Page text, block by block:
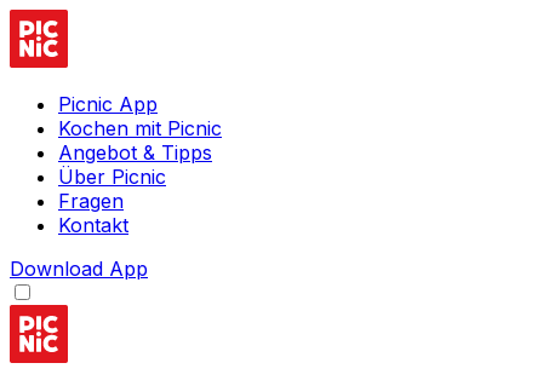
Picnic App
Kochen mit Picnic
Angebot & Tipps
Über Picnic
Fragen
Kontakt
Download App